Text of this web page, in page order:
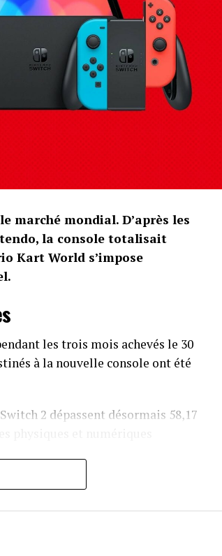
marché mondial. D’après les
la console totalisait
Kart World s’impose
les trois mois achevés le 30
à la nouvelle console ont été
2 dépassent désormais 58,17
Le constructeur annonce 770
divergence empêche de